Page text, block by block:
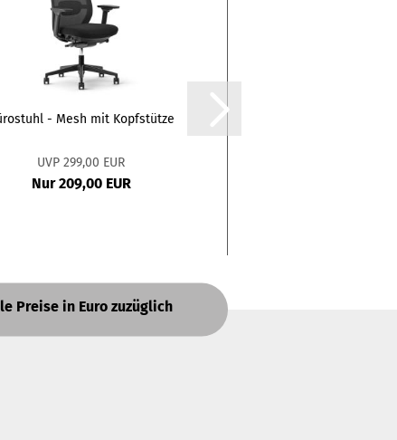
- Mesh mit Kopfstütze
UVP 299,00 EUR
Nur 209,00 EUR
Preise in Euro zuzüglich